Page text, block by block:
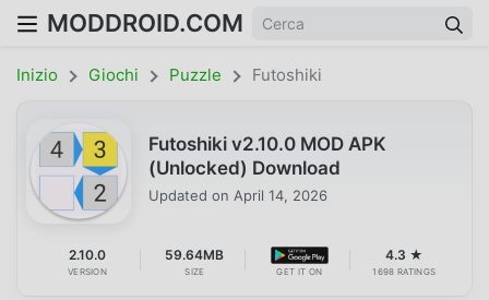
MODDROID.COM
Inizio Giochi Puzzle Futoshiki
Futoshiki v2.10.0 MOD APK
(Unlocked) Download
Updated on April 14, 2026
2.10.0
VERSION
59.64MB
SIZE GET IT ON
4.3 ★
1698 RATINGS